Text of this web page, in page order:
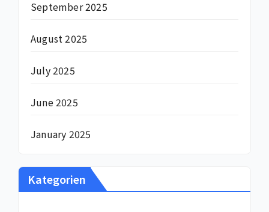
September 2025
August 2025
July 2025
June 2025
January 2025
Kategorien